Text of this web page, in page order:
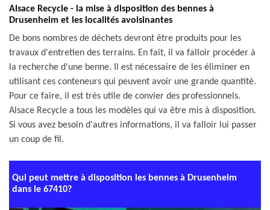
Alsace Recycle - la mise à disposition des bennes à
Drusenheim et les localités avoisinantes
De bons nombres de déchets devront être produits pour les
travaux d'entretien des terrains. En fait, il va falloir procéder à
la recherche d'une benne. Il est nécessaire de les éliminer en
utilisant ces conteneurs qui peuvent avoir une grande quantité.
Pour ce faire, il est très utile de convier des professionnels.
Alsace Recycle a tous les modèles qui va être mis à disposition.
Si vous avez besoin d'autres informations, il va falloir lui passer
un coup de fil.
Qui peut mettre à disposition les bennes à Drusenheim
dans le 67410?